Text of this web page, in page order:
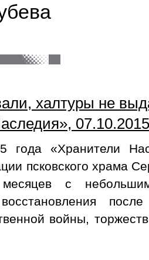
халтуры не
07.10.2015
года «Хранители
псковского храма
с
войны,